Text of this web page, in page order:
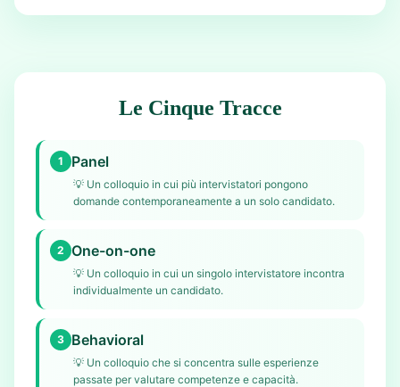
Le Cinque Tracce
1 Panel
💡 Un colloquio in cui più intervistatori pongono
domande contemporaneamente a un solo candidato.
2 One-on-one
💡 Un colloquio in cui un singolo intervistatore incontra
individualmente un candidato.
3 Behavioral
💡 Un colloquio che si concentra sulle esperienze
passate per valutare competenze e capacità.